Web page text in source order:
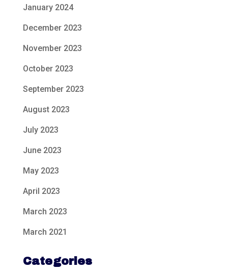
January 2024
December 2023
November 2023
October 2023
September 2023
August 2023
July 2023
June 2023
May 2023
April 2023
March 2023
March 2021
Categories